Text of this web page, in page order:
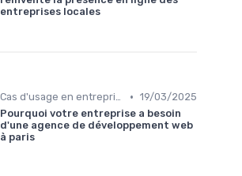
entreprises locales
Cas d'usage en entreprise • 19/03/2025
Pourquoi votre entreprise a besoin
d'une agence de développement web
à paris